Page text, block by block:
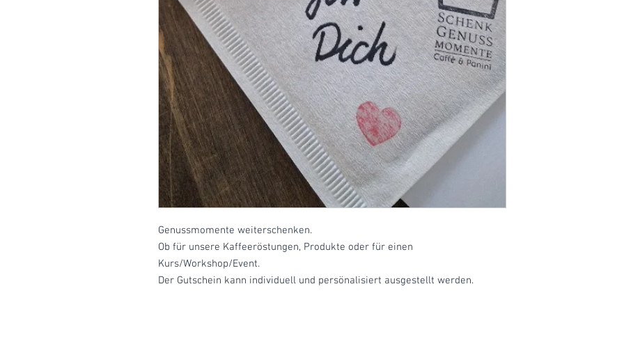
Genussmomente weiterschenken.
Ob für unsere Kaffeeröstungen, Produkte oder für einen
Kurs/Workshop/Event.
Der Gutschein kann individuell und persönalisiert ausgestellt werden.